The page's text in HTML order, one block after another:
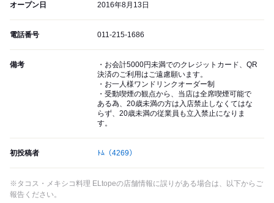
オープン日 2016年8月13日
電話番号 011-215-1686
備考
・お会計5000円未満でのクレジットカード、QR
決済のご利用はご遠慮願います。
・お一人様ワンドリンクオーダー制
・受動喫煙の観点から、当店は全席喫煙可能で
ある為、20歳未満の方は入店禁止しなくてはな
らず、20歳未満の従業員も立入禁止になりま
す。
初投稿者 ﾄﾑ （4269）
※タコス・メキシコ料理 ELtopeの店舗情報に誤りがある場合は、以下からご
報告ください。